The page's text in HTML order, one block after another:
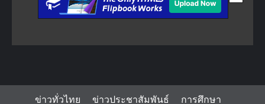
ข่าวทั่วไทย ข่าวประชาสัมพันธ์ การศึกษา